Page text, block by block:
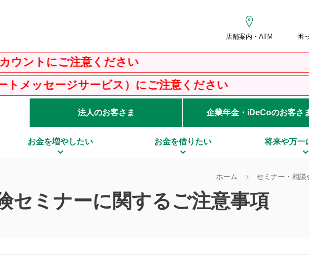
店舗案内・ATM 困
にご注意ください
ージサービス）にご注意ください
法人のお客さま 企業年金・iDeCoのお客さ
お金を増やしたい お金を借りたい 将来や万一
ホーム セミナー・相談
セミナーに関するご注意事項